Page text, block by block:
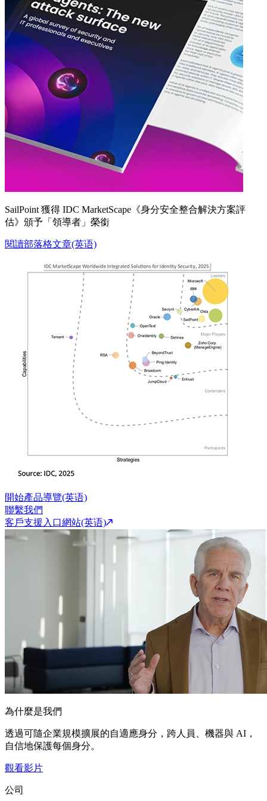
SailPoint 獲得 IDC MarketScape《身分安全整合解決方案評
估》頒予「領導者」榮銜
閱讀部落格文章(英语)
開始產品導覽(英语)
聯繫我們
客戶支援入口網站(英语)
為什麼是我們
透過可隨企業規模擴展的自適應身分，跨人員、機器與 AI，
自信地保護每個身分。
觀看影片
公司